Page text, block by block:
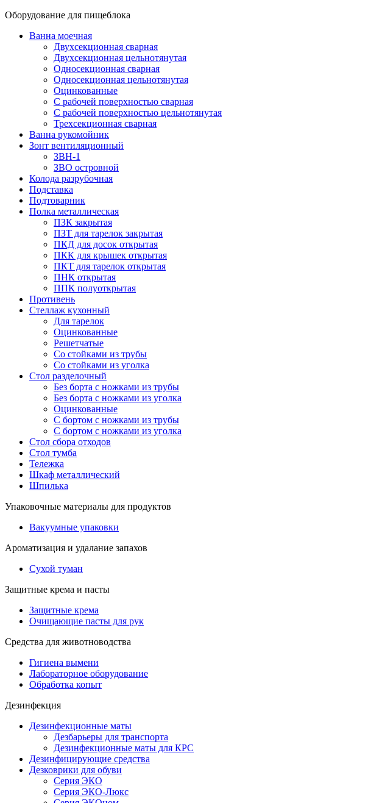
Оборудование для пищеблока
Ванна моечная
Двухсекционная сварная
Двухсекционная цельнотянутая
Односекционная сварная
Односекционная цельнотянутая
Оцинкованные
С рабочей поверхностью сварная
С рабочей поверхностью цельнотянутая
Трехсекционная сварная
Ванна рукомойник
Зонт вентиляционный
ЗВН-1
ЗВО островной
Колода разрубочная
Подставка
Подтоварник
Полка металлическая
ПЗК закрытая
ПЗТ для тарелок закрытая
ПКД для досок открытая
ПКК для крышек открытая
ПКТ для тарелок открытая
ПНК открытая
ППК полуоткрытая
Противень
Стеллаж кухонный
Для тарелок
Оцинкованные
Решетчатые
Со стойками из трубы
Со стойками из уголка
Стол разделочный
Без борта с ножками из трубы
Без борта с ножками из уголка
Оцинкованные
С бортом с ножками из трубы
С бортом с ножками из уголка
Стол сбора отходов
Стол тумба
Тележка
Шкаф металлический
Шпилька
Упаковочные материалы для продуктов
Вакуумные упаковки
Ароматизация и удалание запахов
Сухой туман
Защитные крема и пасты
Защитные крема
Очищающие пасты для рук
Средства для животноводства
Гигиена вымени
Лабораторное оборудование
Обработка копыт
Дезинфекция
Дезинфекционные маты
Дезбарьеры для транспорта
Дезинфекционные маты для КРС
Дезинфицирующие средства
Дезковрики для обуви
Серия ЭКО
Серия ЭКО-Люкс